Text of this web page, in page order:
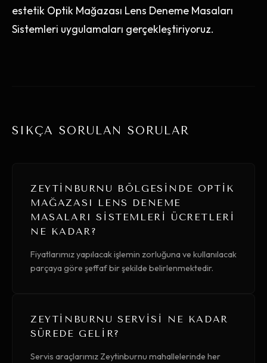
estetik Optik Mağazası Lens Deneme Masaları
Sistemleri uygulamaları gerçekleştiriyoruz.
SIKÇA SORULAN SORULAR
ZEYTINBURNU BÖLGESINDE OPTIK
MAĞAZASI LENS DENEME
MASALARI SISTEMLERI ÜCRETLERI
NE KADAR?
Fiyatlarımız yapılacak işlemin zorluğuna ve kullanılacak
parçaya göre şeffaf bir şekilde belirlenmektedir.
ZEYTINBURNU SERVISI NE KADAR
SÜREDE GELIR?
Servis araçlarımız Zeytinburnu mahallelerinde her